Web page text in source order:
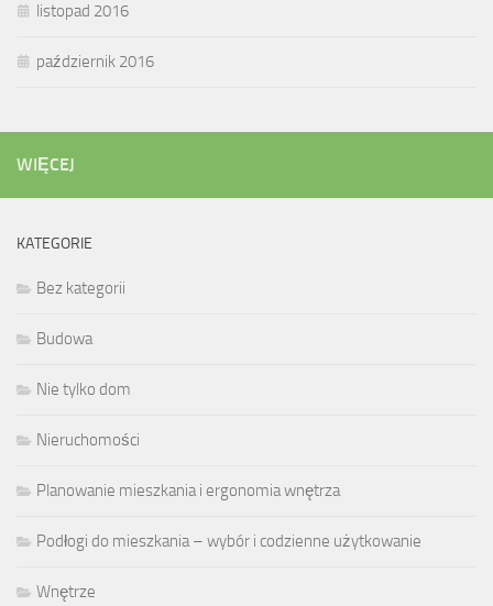
listopad 2016
październik 2016
WIĘCEJ
KATEGORIE
Bez kategorii
Budowa
Nie tylko dom
Nieruchomości
Planowanie mieszkania i ergonomia wnętrza
Podłogi do mieszkania – wybór i codzienne użytkowanie
Wnętrze